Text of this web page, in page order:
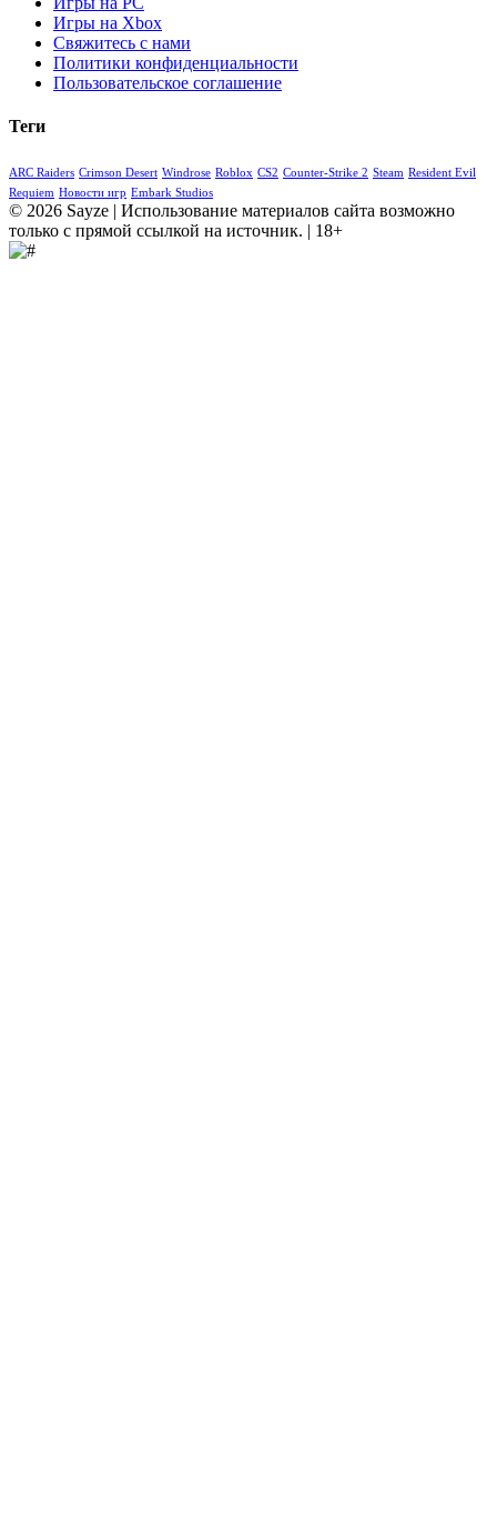
Игры на Xbox
Свяжитесь с нами
Политики конфиденциальности
Пользовательское соглашение
Теги
ARC Raiders Crimson Desert Windrose Roblox CS2 Counter-Strike 2 Steam Resident Evil
Requiem Новости игр Embark Studios
© 2026 Sayze | Использование материалов сайта возможно
только с прямой ссылкой на источник. | 18+